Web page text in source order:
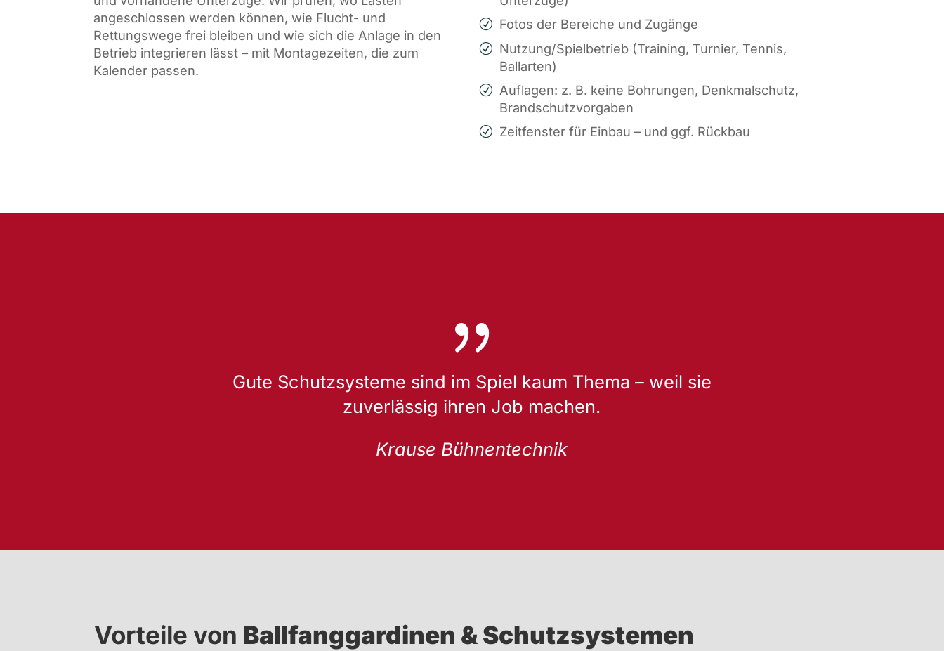
angeschlossen werden können, wie Flucht- und
Rettungswege frei bleiben und wie sich die Anlage in den
Betrieb integrieren lässt – mit Montagezeiten, die zum
Kalender passen.
Fotos der Bereiche und Zugänge
Nutzung/Spielbetrieb (Training, Turnier, Tennis,
Ballarten)
Auflagen: z. B. keine Bohrungen, Denkmalschutz,
Brandschutzvorgaben
Zeitfenster für Einbau – und ggf. Rückbau
{
Gute Schutzsysteme sind im Spiel kaum Thema – weil sie
zuverlässig ihren Job machen.
Krause Bühnentechnik
Vorteile von Ballfanggardinen & Schutzsystemen